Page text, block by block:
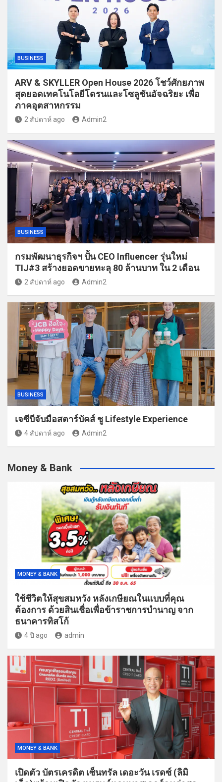
BUSINESS
ARV & SKYLLER Open House 2026 โชว์ศักยภาพ
สุดยอดเทคโนโลยีโดรนและโซลูชันอัจฉริยะ เพื่อ
ภาคอุตสาหกรรม
2 สัปดาห์ ago Admin2
BUSINESS
กรมพัฒนาธุรกิจฯ ปั้น CEO Influencer รุ่นใหม่
TIJ#3 สร้างยอดขายทะลุ 80 ล้านบาท ใน 2 เดือน
2 สัปดาห์ ago Admin2
BUSINESS
เจซีบีจับมือสตาร์บัคส์ ชู Lifestyle Experience
4 สัปดาห์ ago Admin2
Money & Bank
MONEY & BANK
ใช้ชีวิตให้สุขสมหวัง หลังเกษียณในแบบที่คุณ
ต้องการ ด้วยสินเชื่อเพื่อข้าราชการบำนาญ จาก
ธนาคารทิสโก้
4 ปี ago admin
MONEY & BANK
เปิดตัว บัตรเครดิต เซ็นทรัล เดอะวัน เรดซ์ (ลิมิ